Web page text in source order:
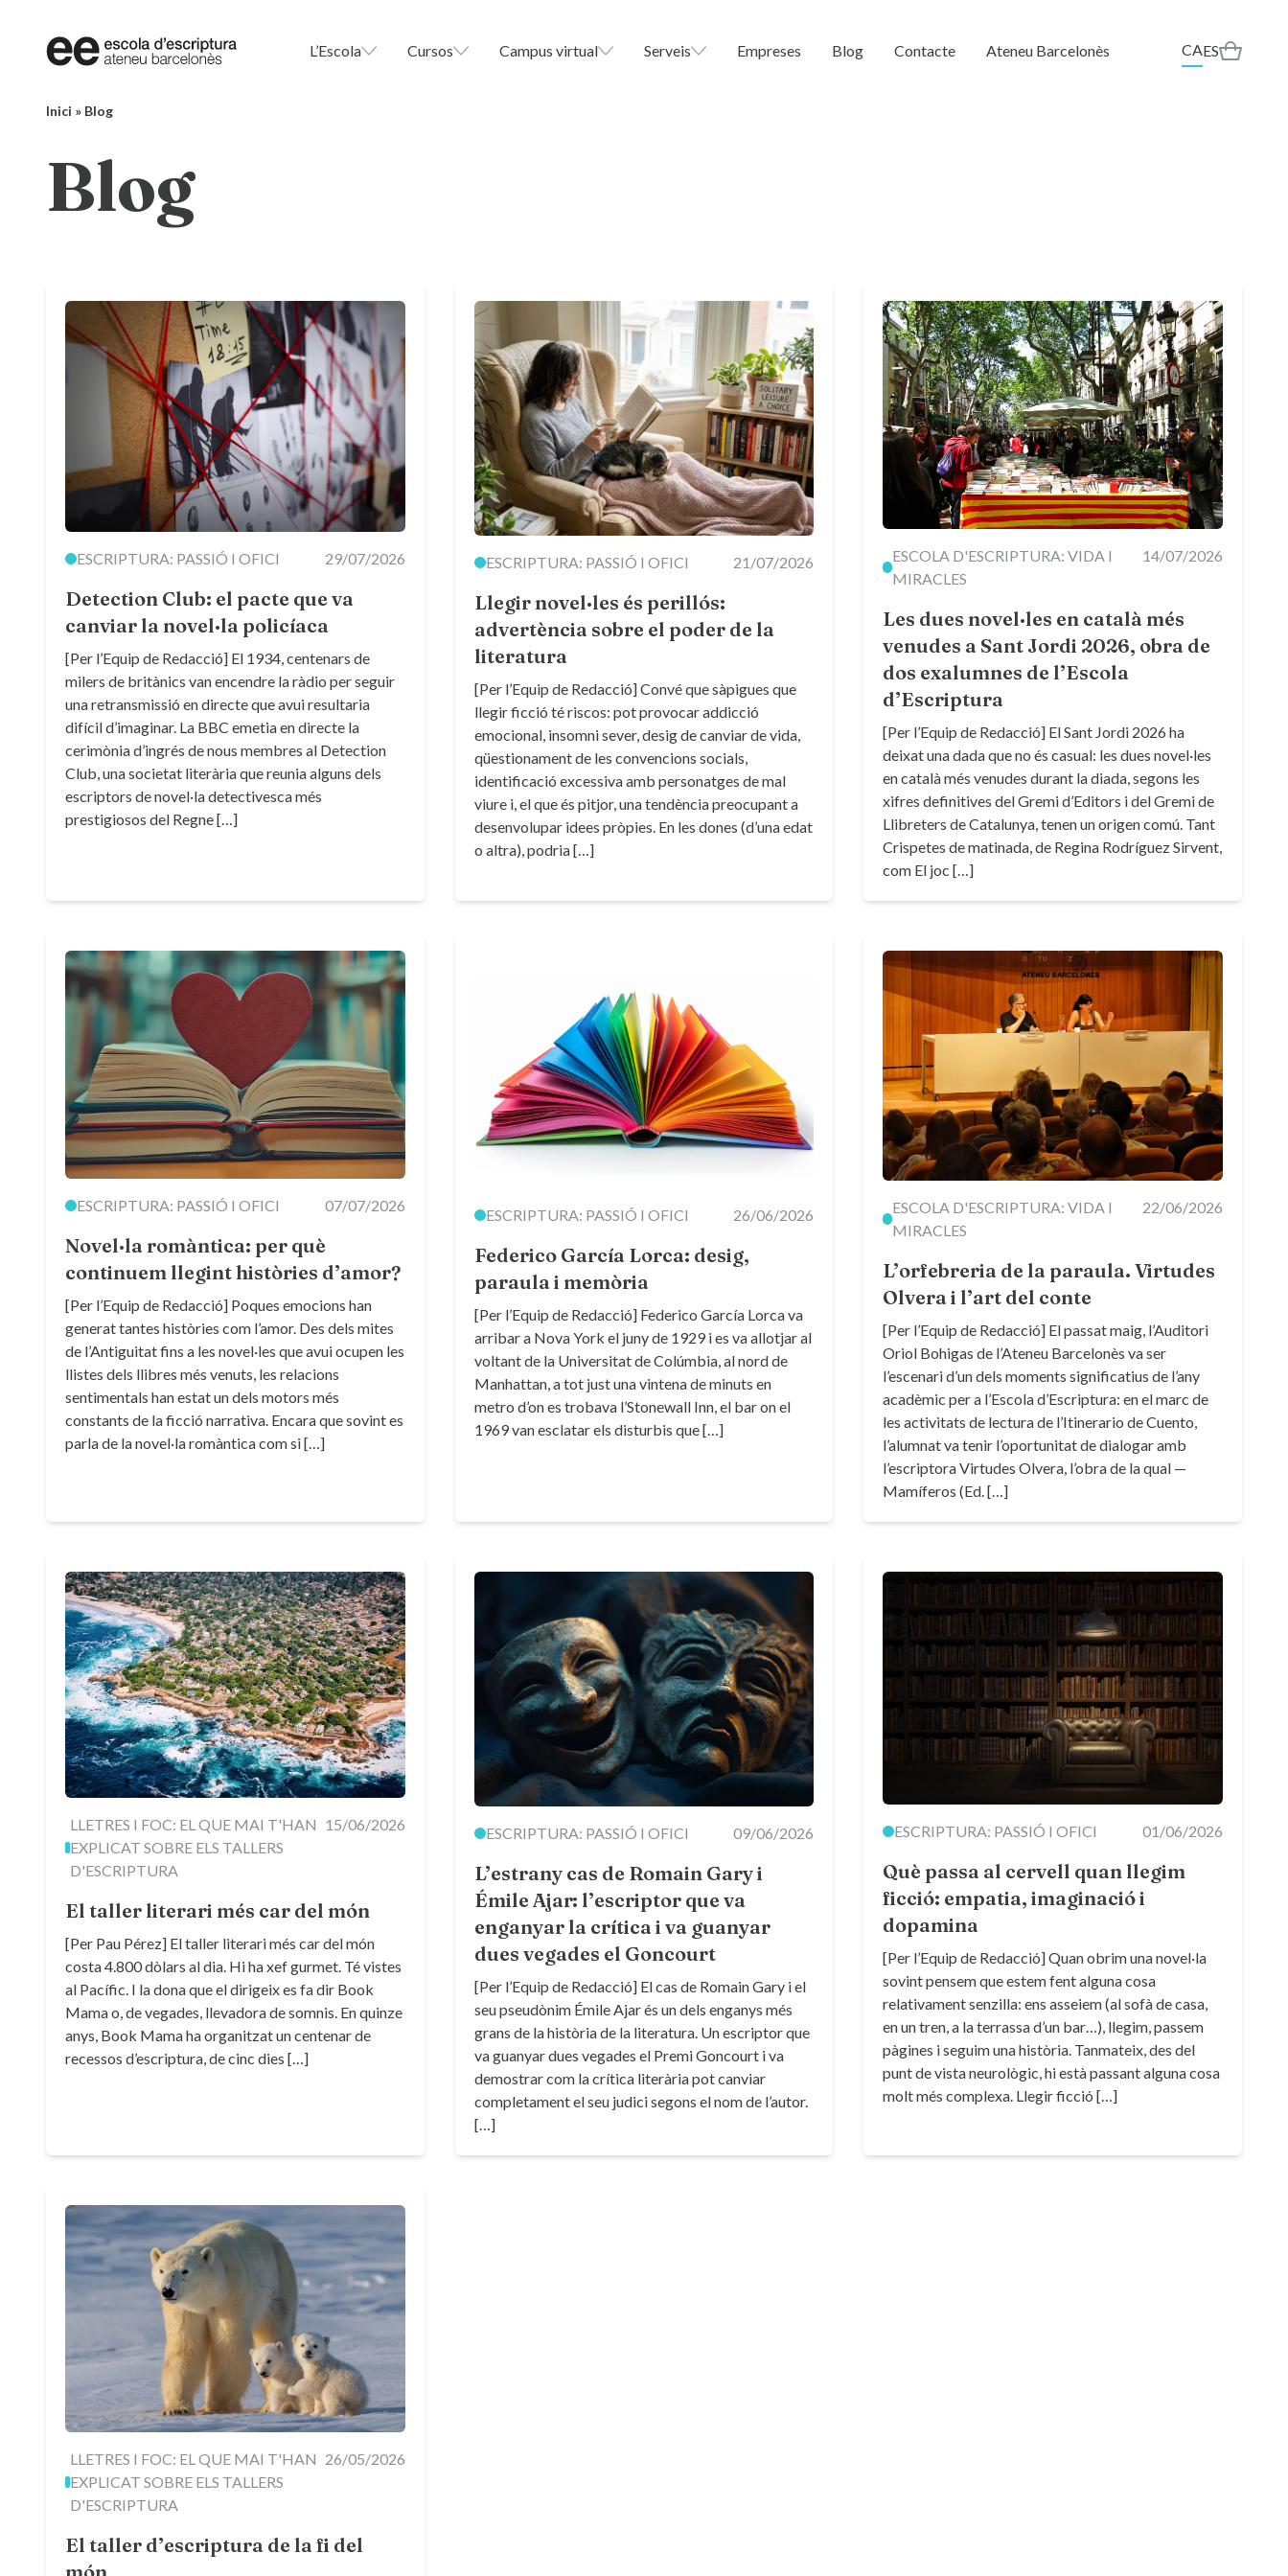
L’Escola Cursos Campus virtual Serveis Empreses Blog Contacte Ateneu Barcelonès CAES
Inici » Blog
Blog
ESCRIPTURA: PASSIÓ I OFICI 29/07/2026
Detection Club: el pacte que va
canviar la novel·la policíaca
[Per l’Equip de Redacció] El 1934, centenars de
milers de britànics van encendre la ràdio per seguir
una retransmissió en directe que avui resultaria
difícil d’imaginar. La BBC emetia en directe la
cerimònia d’ingrés de nous membres al Detection
Club, una societat literària que reunia alguns dels
escriptors de novel·la detectivesca més
prestigiosos del Regne […]
ESCRIPTURA: PASSIÓ I OFICI 21/07/2026
Llegir novel·les és perillós:
advertència sobre el poder de la
literatura
[Per l’Equip de Redacció] Convé que sàpigues que
llegir ficció té riscos: pot provocar addicció
emocional, insomni sever, desig de canviar de vida,
qüestionament de les convencions socials,
identificació excessiva amb personatges de mal
viure i, el que és pitjor, una tendència preocupant a
desenvolupar idees pròpies. En les dones (d’una edat
o altra), podria […]
ESCOLA D'ESCRIPTURA: VIDA I
MIRACLES
14/07/2026
Les dues novel·les en català més
venudes a Sant Jordi 2026, obra de
dos exalumnes de l’Escola
d’Escriptura
[Per l’Equip de Redacció] El Sant Jordi 2026 ha
deixat una dada que no és casual: les dues novel·les
en català més venudes durant la diada, segons les
xifres definitives del Gremi d’Editors i del Gremi de
Llibreters de Catalunya, tenen un origen comú. Tant
Crispetes de matinada, de Regina Rodríguez Sirvent,
com El joc […]
ESCRIPTURA: PASSIÓ I OFICI 07/07/2026
Novel·la romàntica: per què
continuem llegint històries d’amor?
[Per l’Equip de Redacció] Poques emocions han
generat tantes històries com l’amor. Des dels mites
de l’Antiguitat fins a les novel·les que avui ocupen les
llistes dels llibres més venuts, les relacions
sentimentals han estat un dels motors més
constants de la ficció narrativa. Encara que sovint es
parla de la novel·la romàntica com si […]
ESCRIPTURA: PASSIÓ I OFICI 26/06/2026
Federico García Lorca: desig,
paraula i memòria
[Per l’Equip de Redacció] Federico García Lorca va
arribar a Nova York el juny de 1929 i es va allotjar al
voltant de la Universitat de Colúmbia, al nord de
Manhattan, a tot just una vintena de minuts en
metro d’on es trobava l’Stonewall Inn, el bar on el
1969 van esclatar els disturbis que […]
ESCOLA D'ESCRIPTURA: VIDA I
MIRACLES
22/06/2026
L’orfebreria de la paraula. Virtudes
Olvera i l’art del conte
[Per l’Equip de Redacció] El passat maig, l’Auditori
Oriol Bohigas de l’Ateneu Barcelonès va ser
l’escenari d’un dels moments significatius de l’any
acadèmic per a l’Escola d’Escriptura: en el marc de
les activitats de lectura de l’Itinerario de Cuento,
l’alumnat va tenir l’oportunitat de dialogar amb
l’escriptora Virtudes Olvera, l’obra de la qual —
Mamíferos (Ed. […]
LLETRES I FOC: EL QUE MAI T'HAN
EXPLICAT SOBRE ELS TALLERS
D'ESCRIPTURA
15/06/2026
El taller literari més car del món
[Per Pau Pérez] El taller literari més car del món
costa 4.800 dòlars al dia. Hi ha xef gurmet. Té vistes
al Pacífic. I la dona que el dirigeix es fa dir Book
Mama o, de vegades, llevadora de somnis. En quinze
anys, Book Mama ha organitzat un centenar de
recessos d’escriptura, de cinc dies […]
ESCRIPTURA: PASSIÓ I OFICI 09/06/2026
L’estrany cas de Romain Gary i
Émile Ajar: l’escriptor que va
enganyar la crítica i va guanyar
dues vegades el Goncourt
[Per l’Equip de Redacció] El cas de Romain Gary i el
seu pseudònim Émile Ajar és un dels enganys més
grans de la història de la literatura. Un escriptor que
va guanyar dues vegades el Premi Goncourt i va
demostrar com la crítica literària pot canviar
completament el seu judici segons el nom de l’autor.
[…]
ESCRIPTURA: PASSIÓ I OFICI 01/06/2026
Què passa al cervell quan llegim
ficció: empatia, imaginació i
dopamina
[Per l’Equip de Redacció] Quan obrim una novel·la
sovint pensem que estem fent alguna cosa
relativament senzilla: ens asseiem (al sofà de casa,
en un tren, a la terrassa d’un bar…), llegim, passem
pàgines i seguim una història. Tanmateix, des del
punt de vista neurològic, hi està passant alguna cosa
molt més complexa. Llegir ficció […]
LLETRES I FOC: EL QUE MAI T'HAN
EXPLICAT SOBRE ELS TALLERS
D'ESCRIPTURA
26/05/2026
El taller d’escriptura de la fi del